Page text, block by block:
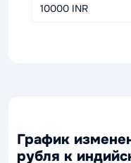
10000 INR
График
рубля к